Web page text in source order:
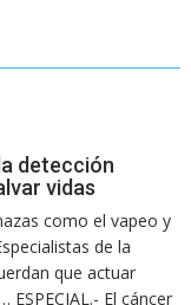
detección
vidas
como el vapeo y
de la
que actuar
El cáncer